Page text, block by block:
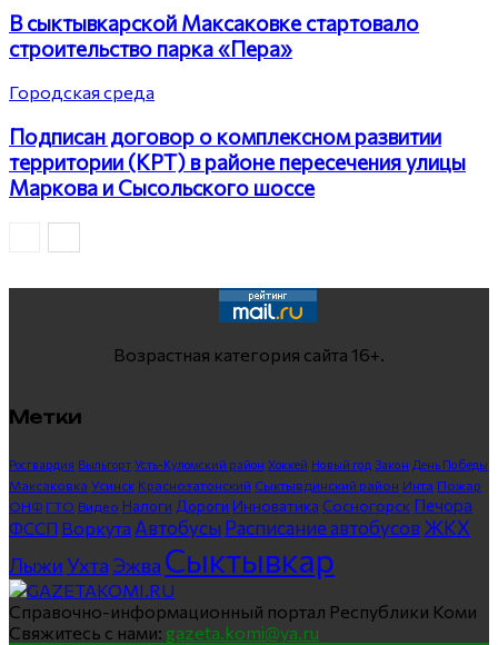
В сыктывкарской Максаковке стартовало
строительство парка «Пера»
Городская среда
Подписан договор о комплексном развитии
территории (КРТ) в районе пересечения улицы
Маркова и Сысольского шоссе
Возрастная категория сайта 16+.
Метки
Росгвардия Выльгорт Усть-Куломский район Хоккей Новый год Закон День Победы
Максаковка Усинск Краснозатонский Сыктывдинский район Инта Пожар
ОНФ ГТО Видео Налоги Дороги Инноватика Сосногорск Печора
ФССП Воркута Автобусы Расписание автобусов ЖКХ
ЛыжиУхта Эжва Сыктывкар
Справочно-информационный портал Республики Коми
Свяжитесь с нами: gazeta.komi@ya.ru